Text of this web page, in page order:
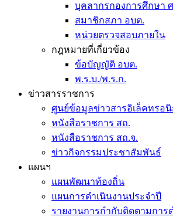
บุคลากรกองการศึกษา
สมาชิกสภา อบต.
หน่วยตรวจสอบภายใน
กฎหมายที่เกี่ยวข้อง
ข้อบัญญัติ อบต.
พ.ร.บ./พ.ร.ก.
ข่าวสารราชการ
ศูนย์ข้อมูลข่าวสารอิเล็คทรอ
หนังสือราชการ สถ.
หนังสือราชการ สถ.จ.
ข่าวกิจกรรมประชาสัมพันธ์
แผนฯ
แผนพัฒนาท้องถิ่น
แผนการดำเนินงานประจำปี
รายงานการกำกับติดตามการ